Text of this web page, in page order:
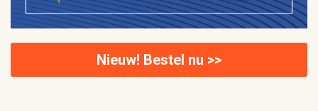
Nieuw! Bestel nu >>